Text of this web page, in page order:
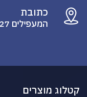
כתובת
המעפילים 27, א.ת עיר גנים .ת.ד 413, קרית אתא
קטלוג מוצרים